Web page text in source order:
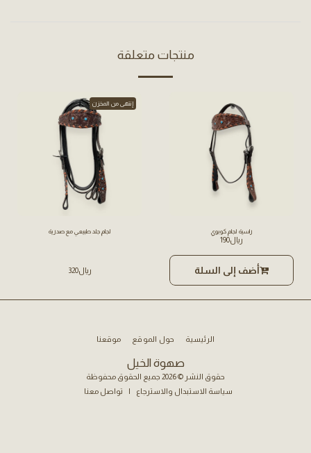
منتجات متعلقة
راسية لجام كوبوي
﷼190
أضف إلى السلة
إنتهى من المخزن
لجام جلد طبيعي مع صدرية
﷼320
صهوة الخيل
حقوق النشر © 2026 جميع الحقوق محفوظة
سياسة الاستبدال والاسترجاع | تواصل معنا
الرئيسية حول الموقع موقعنا